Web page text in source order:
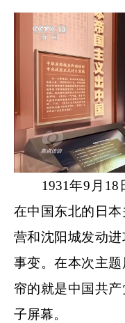
1931年9月18
在中国东北的日
营和沈阳城发动
事变。在本次主
帘的就是中国共
子屏幕。